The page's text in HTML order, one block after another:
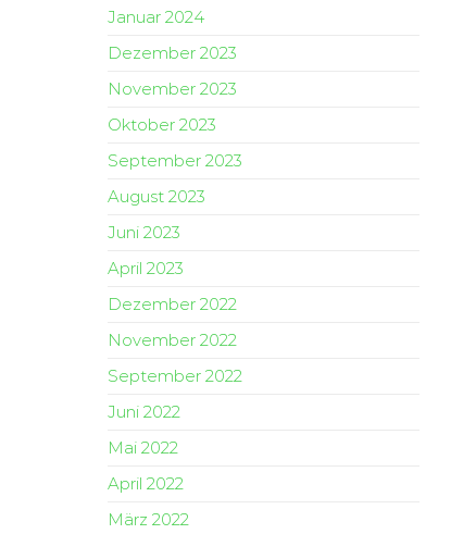
Januar 2024
Dezember 2023
November 2023
Oktober 2023
September 2023
August 2023
Juni 2023
April 2023
Dezember 2022
November 2022
September 2022
Juni 2022
Mai 2022
April 2022
März 2022